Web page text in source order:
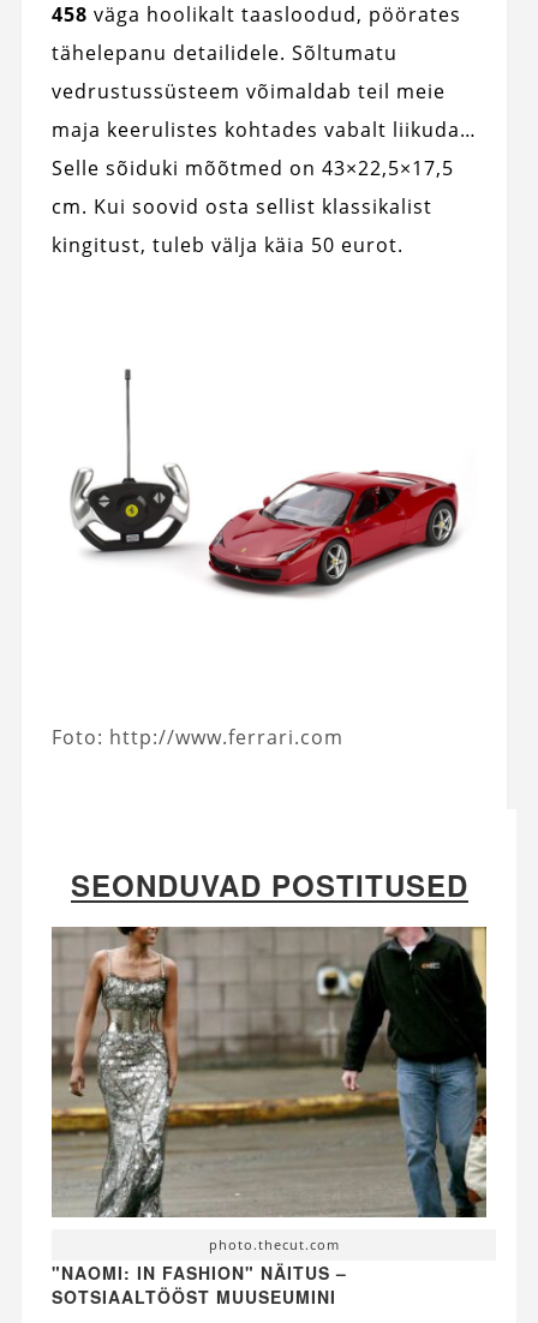
458 väga hoolikalt taasloodud, pöörates
tähelepanu detailidele. Sõltumatu
vedrustussüsteem võimaldab teil meie
maja keerulistes kohtades vabalt liikuda…
Selle sõiduki mõõtmed on 43×22,5×17,5
cm. Kui soovid osta sellist klassikalist
kingitust, tuleb välja käia 50 eurot.
Foto: http://www.ferrari.com
SEONDUVAD POSTITUSED
photo.thecut.com
"NAOMI: IN FASHION" NÄITUS –
SOTSIAALTÖÖST MUUSEUMINI